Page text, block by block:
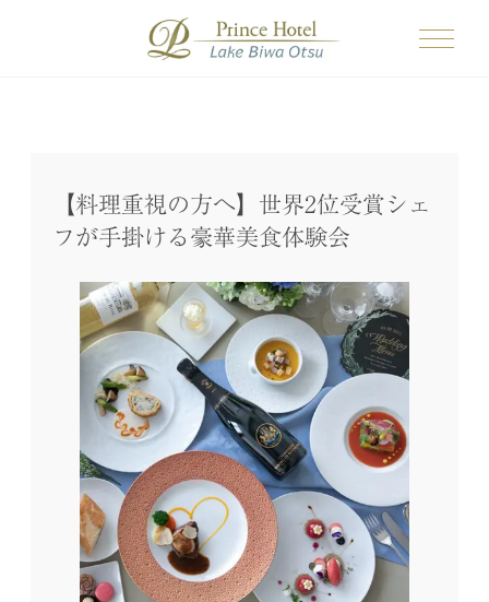
【料理重視の方へ】世界2位受賞シェ
フが手掛ける豪華美食体験会